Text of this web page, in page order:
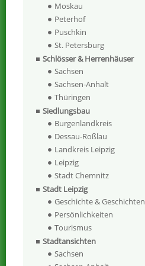
Moskau
Peterhof
Puschkin
St. Petersburg
Schlösser & Herrenhäuser
Sachsen
Sachsen-Anhalt
Thüringen
Siedlungsbau
Burgenlandkreis
Dessau-Roßlau
Landkreis Leipzig
Leipzig
Stadt Chemnitz
Stadt Leipzig
Geschichte & Geschichten
Persönlichkeiten
Tourismus
Stadtansichten
Sachsen